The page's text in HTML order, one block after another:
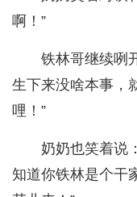
啊！”
铁林哥继续咧
生下来没啥本事，
哩！”
奶奶也笑着说
知道你铁林是个干